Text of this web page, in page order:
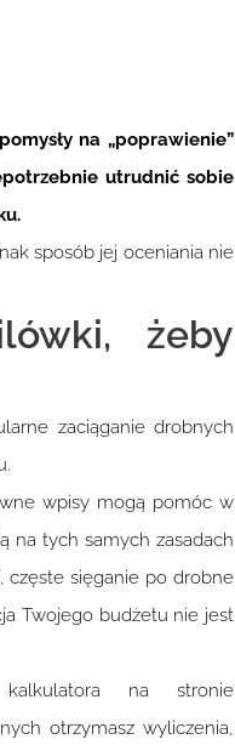
na „poprawienie”
utrudnić sobie
sposób jej oceniania nie
żeby
zaciąganie drobnych
wpisy mogą pomóc w
na tych samych zasadach
częste sięganie po drobne
Twojego budżetu nie jest
na stronie
otrzymasz wyliczenia,